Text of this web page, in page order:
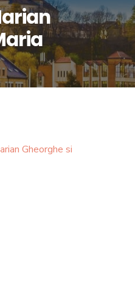
Gheorghe si